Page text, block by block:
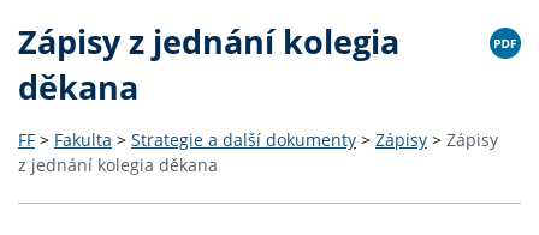
Zápisy z jednání kolegia
děkana
FF > Fakulta > Strategie a další dokumenty > Zápisy > Zápisy
z jednání kolegia děkana